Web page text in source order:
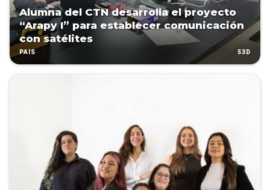
Alumna del CTN desarrolla el proyecto
“Arapy I” para establecer comunicación
con satélites
PAÍS 53D